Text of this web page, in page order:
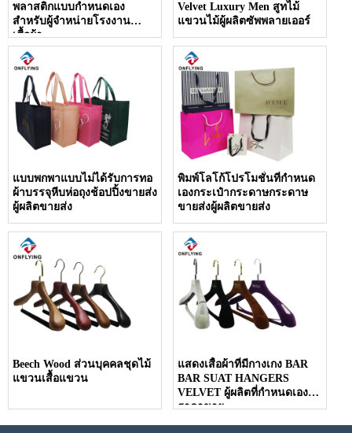
พลาสติกแบบกำหนดเอง
สำหรับผู้จำหน่ายโรงงาน
เสื้อผ้า
Velvet Luxury Men สูทไม้
แขวนไม้ผู้ผลิตซัพพลายเออร์
แบบพกพาแบบไม่ได้รับการทอ
ผ้าบรรจุหีบห่อถุงช้อปปิ้งขายส่ง
ผู้ผลิตขายส่ง
พิมพ์โลโก้โปรโมชั่นที่กำหนด
เองกระเป๋ากระดาษกระดาษ
ขายส่งผู้ผลิตขายส่ง
Beech Wood ส่วนบุคคลชุดไม้
แขวนเสื้อแขวน
แสดงเสื้อผ้าที่มีกางเกง BAR
BAR SUAT HANGERS
VELVET ผู้ผลิตที่กำหนดเองลด
ราคาขาย